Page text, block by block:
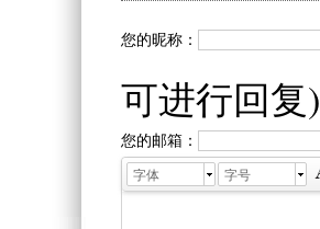
您的昵称：
可进行回复)
您的邮箱：
字体 字号